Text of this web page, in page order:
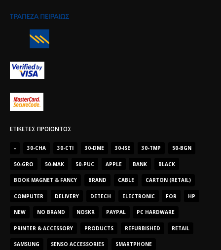
ΕΤΙΚΈΤΕΣ ΠΡΟΪΌΝΤΟΣ
- 30-CHA 30-CTI 30-DME 30-ISE 30-TMP 50-BGN
50-GRO 50-MAK 50-PUC APPLE BANK BLACK
BOOK MAGNET & FANCY BRAND CABLE CARTON (RETAIL)
COMPUTER DELIVERY DETECH ELECTRONIC FOR HP
NEW NO BRAND NOSKR PAYPAL PC HARDWARE
PRINTER & ACCESSORY PRODUCTS REFURBISHED RETAIL
SAMSUNG SENSO ACCESSORIES SMARTPHONE